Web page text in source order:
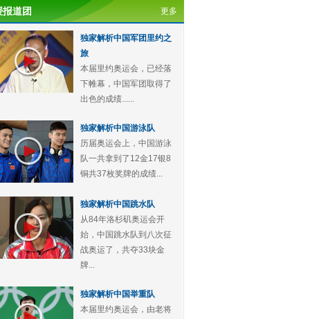
报道团 更多
独家解析中国军团里约之
旅
本届里约奥运会，已经落
下帷幕，中国军团取得了
出色的成绩......
独家解析中国游泳队
历届奥运会上，中国游泳
队一共拿到了12金17银8
铜共37枚奖牌的成绩...
独家解析中国跳水队
从84年洛杉矶奥运会开
始，中国跳水队到八次征
战奥运了，共夺33块金
牌...
独家解析中国举重队
本届里约奥运会，由老将